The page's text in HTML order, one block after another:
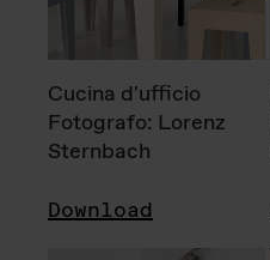
Cucina d'ufficio
Fotografo: Lorenz
Sternbach
Download